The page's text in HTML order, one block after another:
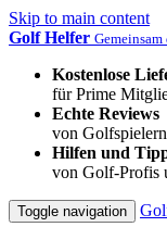
Skip to main content
Golf Helfer Gemeinsam
Kostenlose
für Prime
Echte Reviews
von Golfspielern
Hilfen und
von Golf-Profis
Toggle navigation